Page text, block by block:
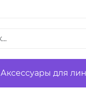
Аксессуары для